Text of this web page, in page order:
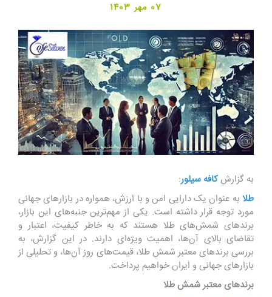
07 مهر 1403
به گزارشکافه سیلور:
طلا به عنوان یک دارایی امن و با ارزش، همواره در بازارهای جهانی
مورد توجه قرار داشته است. یکی از مهم‌ترین جنبه‌های این بازار،
برندهای شمش‌های طلا هستند که به خاطر کیفیت، اعتبار و
تقاضای بالای آن‌ها، اهمیت ویژه‌ای دارند. در این گزارش، به
بررسی برندهای معتبر شمش طلا، قیمت‌های روز آن‌ها، و تحلیلی از
بازارهای جهانی و ایران خواهیم پرداخت.
برندهای معتبر شمش طلا